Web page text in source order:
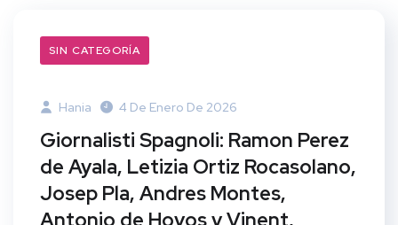
SIN CATEGORÍA
Hania 4 De Enero De 2026
Giornalisti Spagnoli: Ramon Perez
de Ayala, Letizia Ortiz Rocasolano,
Josep Pla, Andres Montes,